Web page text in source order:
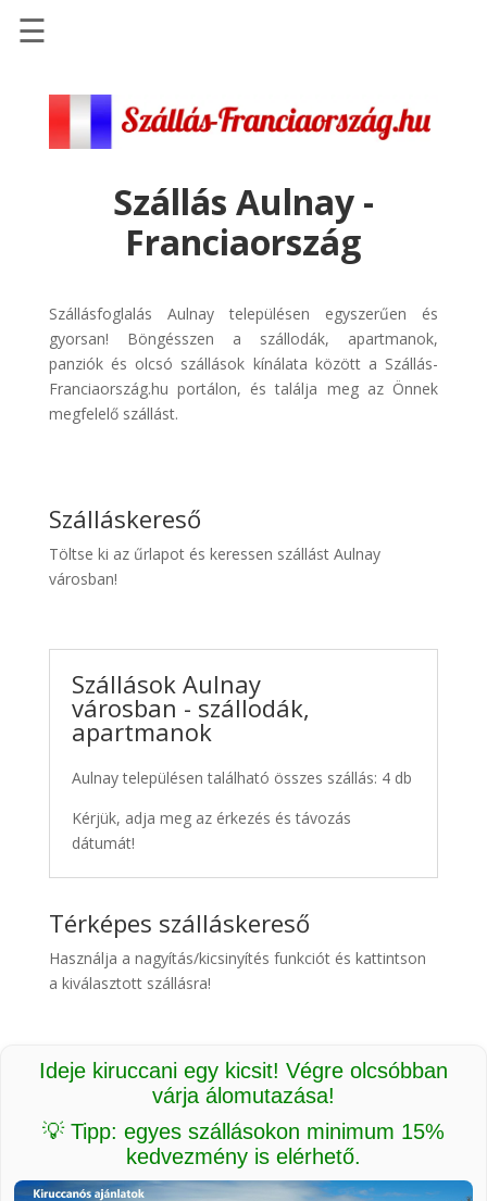
Szállások
Repülőjegy
pénzvisszatérítéssel
Discover
Cars
Transzfer
☰
Szállás Aulnay -
Franciaország
Szállásfoglalás Aulnay településen egyszerűen és
gyorsan! Böngésszen a szállodák, apartmanok,
panziók és olcsó szállások kínálata között a Szállás-
Franciaország.hu portálon, és találja meg az Önnek
megfelelő szállást.
Szálláskereső
Töltse ki az űrlapot és keressen szállást Aulnay
városban!
Szállások Aulnay
városban - szállodák,
apartmanok
Aulnay településen található összes szállás: 4 db
Kérjük, adja meg az érkezés és távozás
dátumát!
Térképes szálláskereső
Használja a nagyítás/kicsinyítés funkciót és kattintson
a kiválasztott szállásra!
Ideje kiruccani egy kicsit! Végre olcsóbban
várja álomutazása!
💡 Tipp: egyes szállásokon minimum 15%
kedvezmény is elérhető.